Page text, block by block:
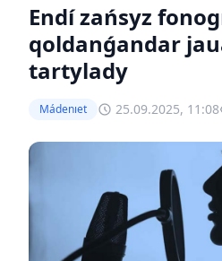
Endí zańsyz
qoldanǵandar
tartylady
Mádenıet 25.09.2025, 11:08